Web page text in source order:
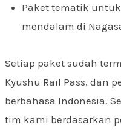
Paket tematik
mendalam di
Setiap paket sudah
Kyushu Rail Pass, dan
berbahasa Indonesia.
tim kami berdasarkan